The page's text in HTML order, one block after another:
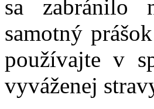
sa zabránilo
samotný
používajte v
vyváženej